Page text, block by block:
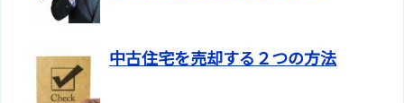
中古住宅を売却する２つの方法